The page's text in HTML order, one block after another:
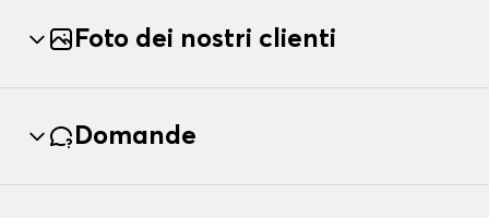
Foto dei nostri clienti
Domande